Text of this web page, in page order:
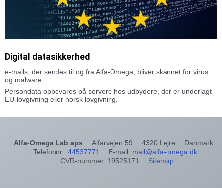
Digital datasikkerhed
e-mails, der sendes til og fra Alfa-Omega, bliver skannet for virus
og malware.
Persondata opbevares på servere hos udbydere, der er underlagt
EU-lovgivning eller norsk lovgivning.
Alfa-Omega Lab aps Alfarvejen 59 4320 Lejre
Danmark
Telefonnr. : 44537771 E-mail: mail@alfa-omega.dk
CVR-nummer: 19525171 Sitemap